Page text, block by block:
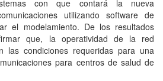
con que contará la nueva
utilizando software de
el modelamiento. De los resultados
que, la operatividad de la red
las condiciones requeridas para una
para centros de salud de